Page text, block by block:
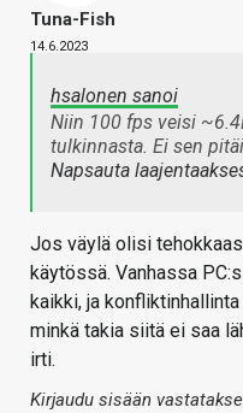
Tuna-Fish
14.6.2023
hsalonen sanoi
Niin 100 fps veisi
tulkinnasta. Ei sen
Napsauta
Jos väylä olisi
käytössä. Vanhassa
kaikki, ja
minkä takia siitä ei saa
irti.
Kirjaudu sisään